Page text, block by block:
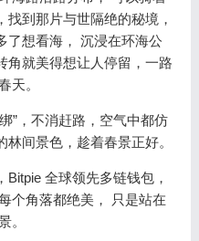
到那片与世隔绝的秘境，
了想看海， 沉浸在环海公
角就美得想让人停留，一路
天。
”，不消赶路，空气中都仿
间景色，趁着春景正好。
全球领先多链钱包，
个角落都绝美， 只是站在
。